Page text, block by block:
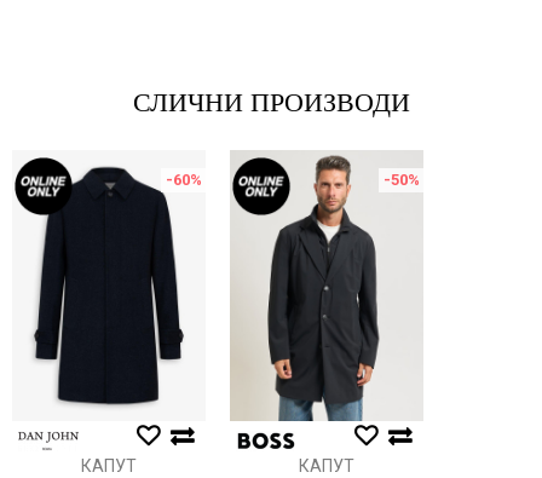
Порака
ИСПРАТИ
СЛИЧНИ ПРОИЗВОДИ
-60%
КАПУТ
-50%
КАПУТ